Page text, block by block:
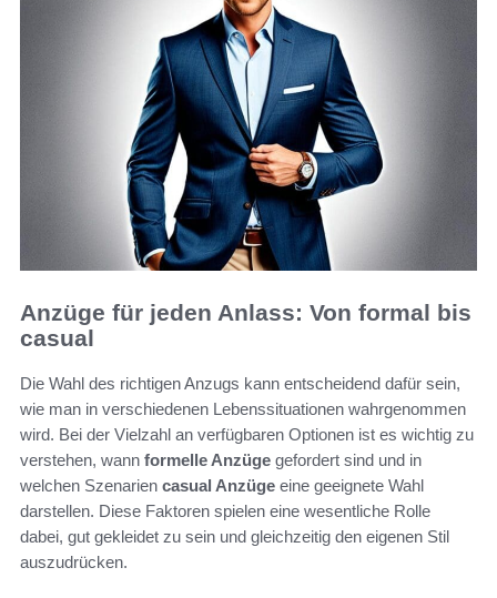
Anzüge für jeden Anlass: Von formal bis
casual
Die Wahl des richtigen Anzugs kann entscheidend dafür sein,
wie man in verschiedenen Lebenssituationen wahrgenommen
wird. Bei der Vielzahl an verfügbaren Optionen ist es wichtig zu
verstehen, wann formelle Anzüge gefordert sind und in
welchen Szenarien casual Anzüge eine geeignete Wahl
darstellen. Diese Faktoren spielen eine wesentliche Rolle
dabei, gut gekleidet zu sein und gleichzeitig den eigenen Stil
auszudrücken.